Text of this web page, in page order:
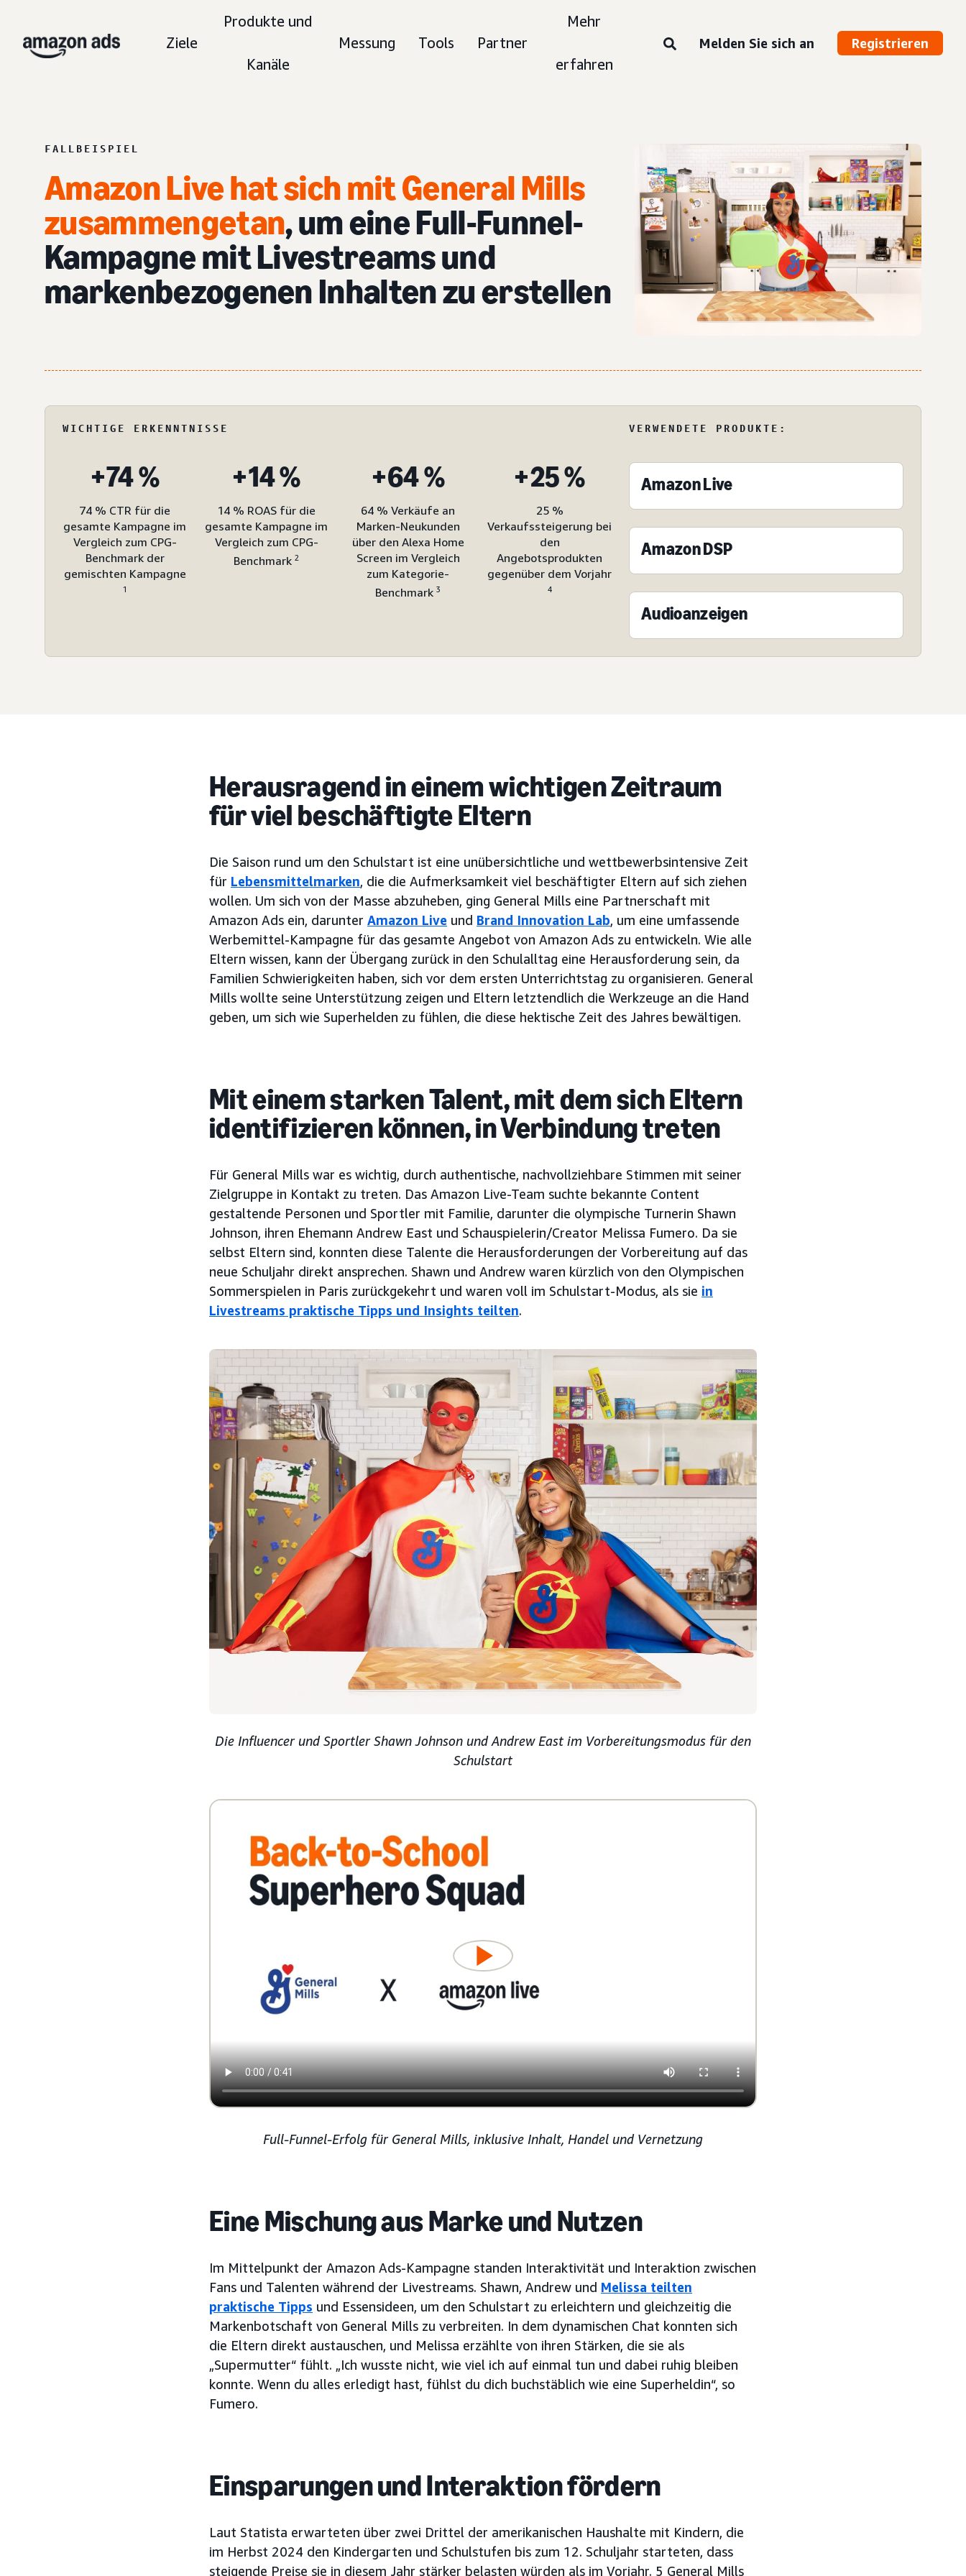
Ziele
Produkte und
Kanäle
Messung Tools Partner
Mehr
erfahren
Melden Sie sich an Registrieren
FALLBEISPIEL
Amazon Live hat sich mit General Mills
zusammengetan, um eine Full-Funnel-
Kampagne mit Livestreams und
markenbezogenen Inhalten zu erstellen
WICHTIGE ERKENNTNISSE
+74 %
74 % CTR für die
gesamte Kampagne im
Vergleich zum CPG-
Benchmark der
gemischten Kampagne
1
+14 %
14 % ROAS für die
gesamte Kampagne im
Vergleich zum CPG-
Benchmark 2
+64 %
64 % Verkäufe an
Marken-Neukunden
über den Alexa Home
Screen im Vergleich
zum Kategorie-
Benchmark 3
+25 %
25 %
Verkaufssteigerung bei
den
Angebotsprodukten
gegenüber dem Vorjahr
4
VERWENDETE PRODUKTE:
Amazon Live
Amazon DSP
Audioanzeigen
Herausragend in einem wichtigen Zeitraum
für viel beschäftigte Eltern
Die Saison rund um den Schulstart ist eine unübersichtliche und wettbewerbsintensive Zeit
für Lebensmittelmarken, die die Aufmerksamkeit viel beschäftigter Eltern auf sich ziehen
wollen. Um sich von der Masse abzuheben, ging General Mills eine Partnerschaft mit
Amazon Ads ein, darunter Amazon Live und Brand Innovation Lab, um eine umfassende
Werbemittel-Kampagne für das gesamte Angebot von Amazon Ads zu entwickeln. Wie alle
Eltern wissen, kann der Übergang zurück in den Schulalltag eine Herausforderung sein, da
Familien Schwierigkeiten haben, sich vor dem ersten Unterrichtstag zu organisieren. General
Mills wollte seine Unterstützung zeigen und Eltern letztendlich die Werkzeuge an die Hand
geben, um sich wie Superhelden zu fühlen, die diese hektische Zeit des Jahres bewältigen.
Mit einem starken Talent, mit dem sich Eltern
identifizieren können, in Verbindung treten
Für General Mills war es wichtig, durch authentische, nachvollziehbare Stimmen mit seiner
Zielgruppe in Kontakt zu treten. Das Amazon Live-Team suchte bekannte Content
gestaltende Personen und Sportler mit Familie, darunter die olympische Turnerin Shawn
Johnson, ihren Ehemann Andrew East und Schauspielerin/Creator Melissa Fumero. Da sie
selbst Eltern sind, konnten diese Talente die Herausforderungen der Vorbereitung auf das
neue Schuljahr direkt ansprechen. Shawn und Andrew waren kürzlich von den Olympischen
Sommerspielen in Paris zurückgekehrt und waren voll im Schulstart-Modus, als sie in
Livestreams praktische Tipps und Insights teilten.
Die Influencer und Sportler Shawn Johnson und Andrew East im Vorbereitungsmodus für den
Schulstart
Full-Funnel-Erfolg für General Mills, inklusive Inhalt, Handel und Vernetzung
Eine Mischung aus Marke und Nutzen
Im Mittelpunkt der Amazon Ads-Kampagne standen Interaktivität und Interaktion zwischen
Fans und Talenten während der Livestreams. Shawn, Andrew und Melissa teilten
praktische Tipps und Essensideen, um den Schulstart zu erleichtern und gleichzeitig die
Markenbotschaft von General Mills zu verbreiten. In dem dynamischen Chat konnten sich
die Eltern direkt austauschen, und Melissa erzählte von ihren Stärken, die sie als
„Supermutter“ fühlt. „Ich wusste nicht, wie viel ich auf einmal tun und dabei ruhig bleiben
konnte. Wenn du alles erledigt hast, fühlst du dich buchstäblich wie eine Superheldin“, so
Fumero.
Einsparungen und Interaktion fördern
Laut Statista erwarteten über zwei Drittel der amerikanischen Haushalte mit Kindern, die
im Herbst 2024 den Kindergarten und Schulstufen bis zum 12. Schuljahr starteten, dass
steigende Preise sie in diesem Jahr stärker belasten würden als im Vorjahr. 5 General Mills